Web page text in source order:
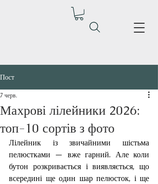
Пост
Махрові лілейники 2026:
топ-10 сортів з фото
7 черв.
Лілейник із звичайними шістьма
пелюстками — вже гарний. Але коли
бутон розкривається і виявляється, що
всередині ще один шар пелюсток, і ще